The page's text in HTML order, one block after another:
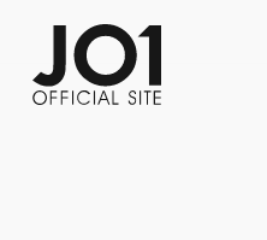
FC NEWSPHOTO MOVIE